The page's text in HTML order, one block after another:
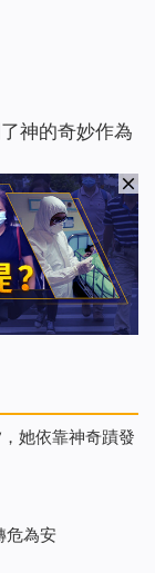
神的奇妙作為
她依靠神奇蹟發
危為安